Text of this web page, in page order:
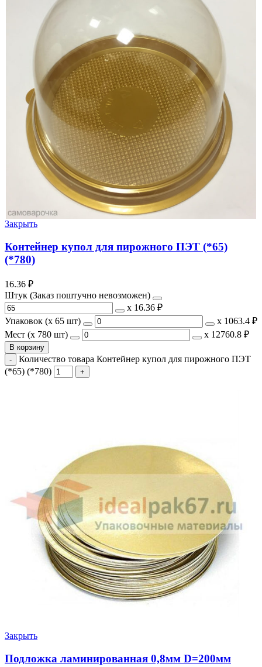
Закрыть
Контейнер купол для пирожного ПЭТ (*65)
(*780)
16.36 ₽
Штук (Заказ поштучно невозможен)
х 16.36 ₽
Упаковок (x 65 шт)
х 1063.4 ₽
Мест (x 780 шт)
х 12760.8 ₽
В корзину
Количество товара Контейнер купол для пирожного ПЭТ
(*65) (*780)
Закрыть
Подложка ламинированная 0,8мм D=200мм